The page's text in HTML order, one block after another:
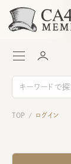
TOP / ログイン